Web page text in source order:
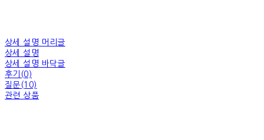
상세 설명 머리글
상세 설명
상세 설명 바닥글
후기(0)
질문(10)
관련 상품